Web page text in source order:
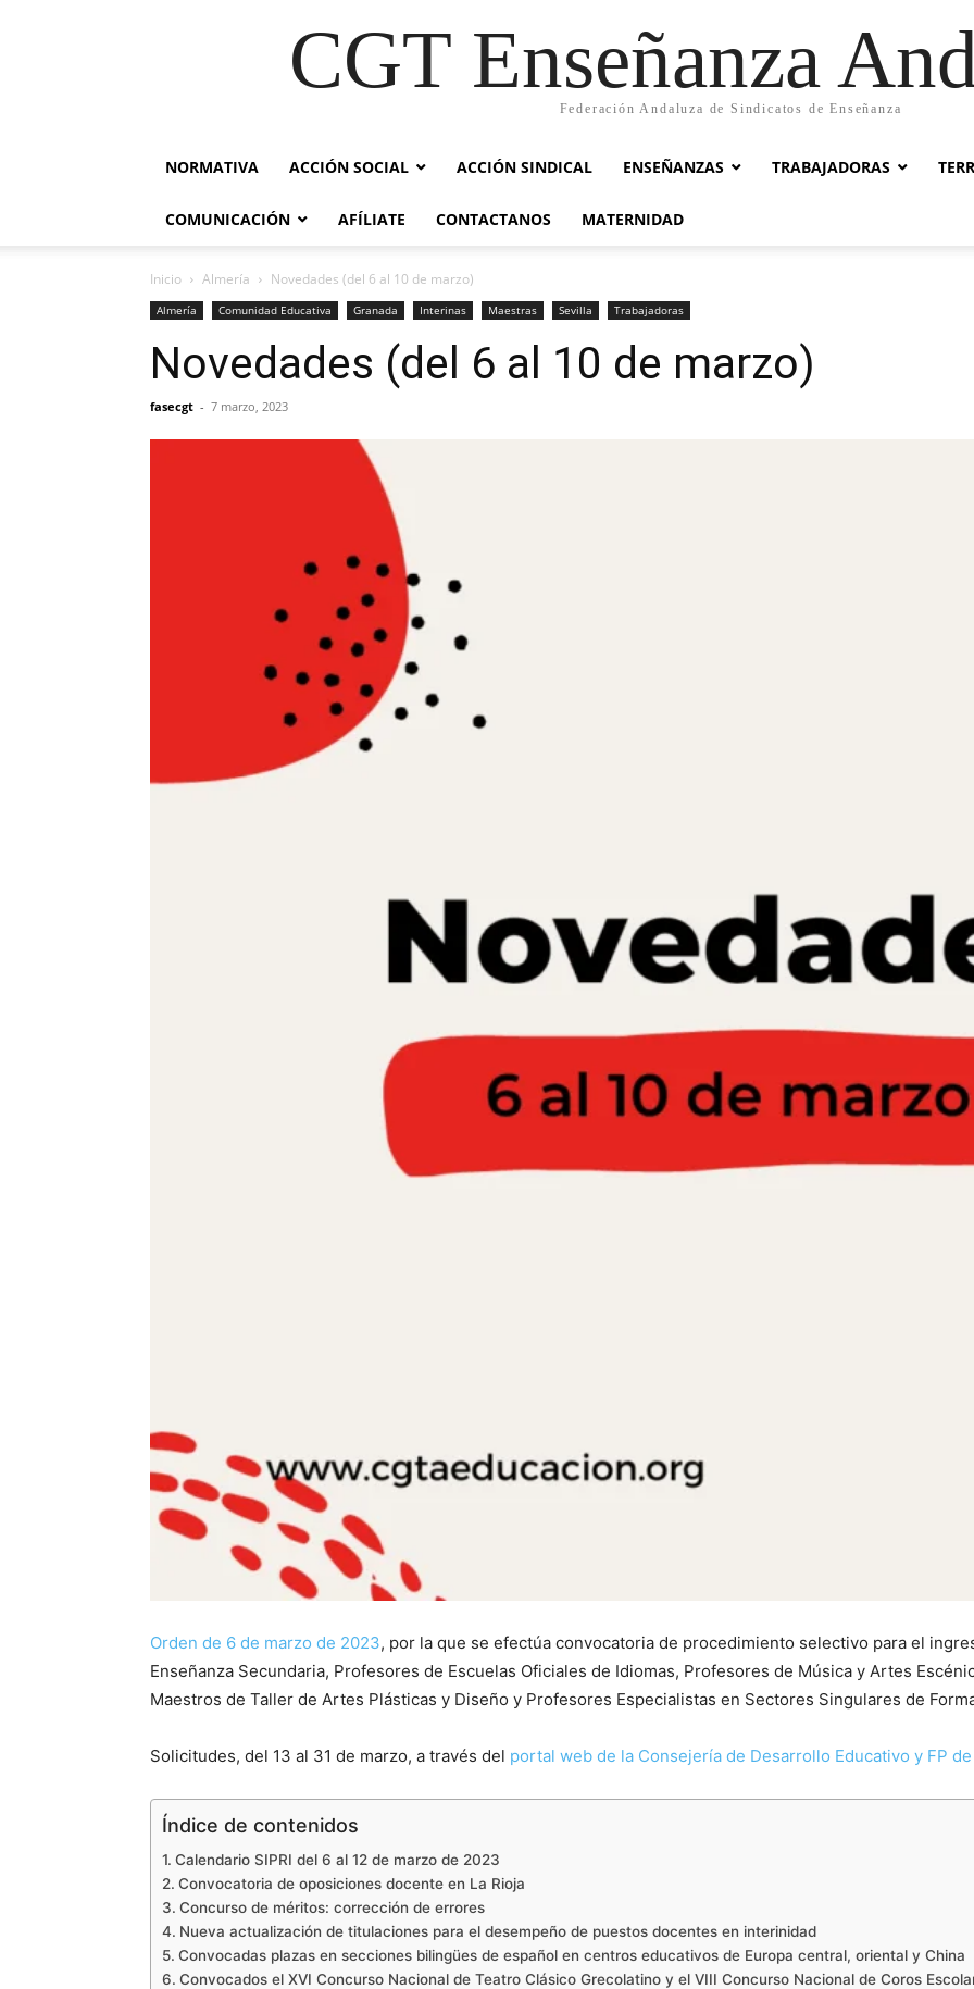
CGT Enseñanza
Federación Andaluza de Sindicatos de Enseñanza
NORMATIVA ACCIÓN SOCIAL ACCIÓN SINDICAL ENSEÑANZAS TRABAJADORAS
COMUNICACIÓN AFÍLIATE CONTACTANOS MATERNIDAD
Inicio Almería Novedades (del 6 al 10 de marzo)
Almería Comunidad Educativa Granada Interinas Maestras Sevilla Trabajadoras
Novedades (del 6 al 10 de marzo)
fasecgt - 7 marzo, 2023
Orden de 6 de marzo de 2023, por la que se efectúa convocatoria de procedimiento selectivo para el
Enseñanza Secundaria, Profesores de Escuelas Oficiales de Idiomas, Profesores de Música y Artes
Maestros de Taller de Artes Plásticas y Diseño y Profesores Especialistas en Sectores Singulares de
Solicitudes, del 13 al 31 de marzo, a través del portal web de la Consejería de Desarrollo Educativo y FP
Índice de contenidos
Calendario SIPRI del 6 al 12 de marzo de 2023
Convocatoria de oposiciones docente en La Rioja
Concurso de méritos: corrección de errores
Nueva actualización de titulaciones para el desempeño de puestos docentes en interinidad
Convocadas plazas en secciones bilingües de español en centros educativos de Europa central, oriental y China
Convocados el XVI Concurso Nacional de Teatro Clásico Grecolatino y el VIII Concurso Nacional de Coros